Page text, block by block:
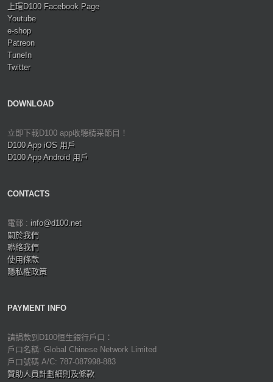
上環D100 Facebook Page
Youtube
e-shop
Patreon
TuneIn
Twitter
DOWNLOAD
立即下載D100 app收聽精采節目！
D100 App iOS 用戶
D100 App Android 用戶
CONTACTS
電郵 : info@d100.net
關於我們
聯絡我們
使用條款
隱私權政策
PAYMENT INFO
請捐款到D100恒生銀行戶口：
戶口名稱: Global Chinese Network Limited
戶口號碼 A/C: 787-087998-883
贊助人員計劃細則及條款